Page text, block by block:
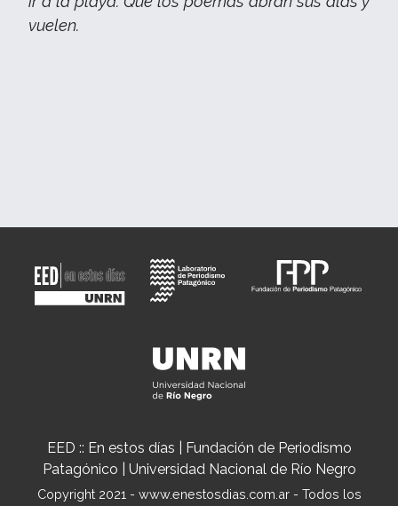
vuelen.
EED :: En estos días | Fundación de Periodismo
Patagónico | Universidad Nacional de Río Negro
Copyright 2021 - www.enestosdias.com.ar - Todos los